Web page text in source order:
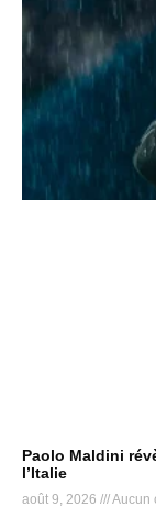
Paolo Maldini
l’Italie
août 9, 2026 Aucun